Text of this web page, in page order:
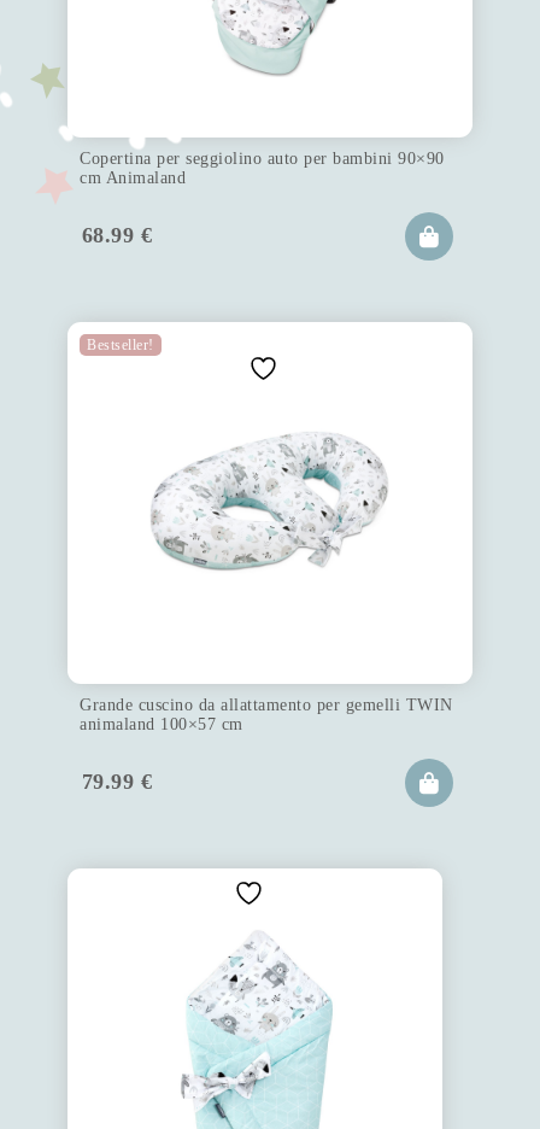
Copertina per seggiolino auto per bambini 90×90
cm Animaland
68.99 €
Bestseller!
Grande cuscino da allattamento per gemelli TWIN
animaland 100×57 cm
79.99 €